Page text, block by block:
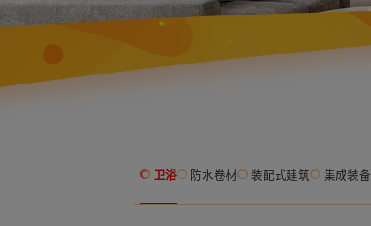
卫浴 防水卷材 装配式建筑 集成装备